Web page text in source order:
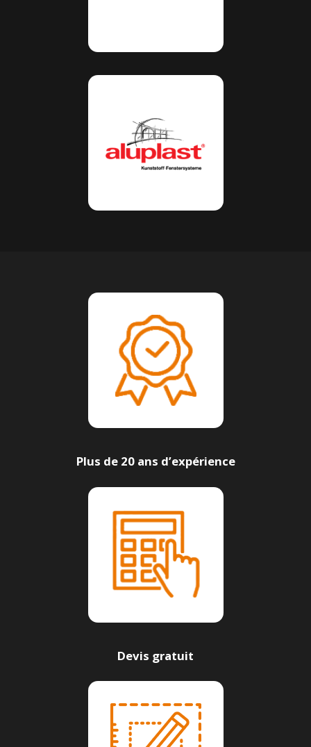
Plus de 20 ans d’expérience
Devis gratuit